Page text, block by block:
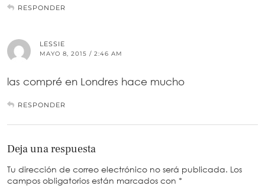
RESPONDER
LESSIE
MAYO 8, 2015 / 2:46 AM
las compré en Londres hace mucho
RESPONDER
Deja una respuesta
Tu dirección de correo electrónico no será publicada. Los
campos obligatorios están marcados con *